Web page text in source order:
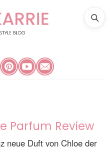
Parfum Review
neue Duft von Chloe der